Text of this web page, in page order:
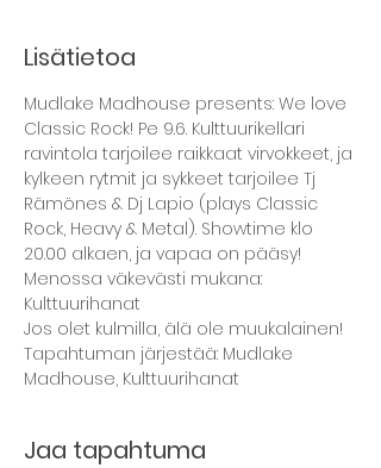
Lisätietoa
Mudlake Madhouse presents: We love
Classic Rock! Pe 9.6. Kulttuurikellari
ravintola tarjoilee raikkaat virvokkeet, ja
kylkeen rytmit ja sykkeet tarjoilee Tj
Rämönes & Dj Lapio (plays Classic
Rock, Heavy & Metal). Showtime klo
20.00 alkaen, ja vapaa on pääsy!
Menossa väkevästi mukana:
Kulttuurihanat
Jos olet kulmilla, älä ole muukalainen!
Tapahtuman järjestää: Mudlake
Madhouse, Kulttuurihanat
Jaa tapahtuma